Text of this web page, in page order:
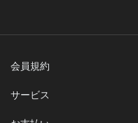
会員規約
サービス